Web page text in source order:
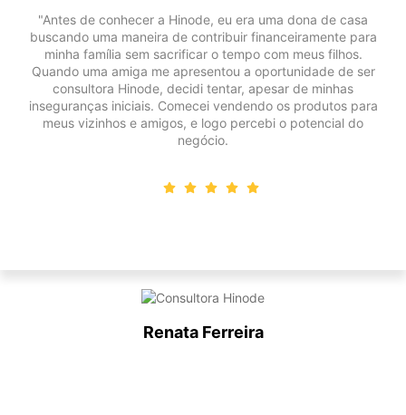
Renata Ferreira
"Antes de conhecer a Hinode, eu era uma dona de casa
buscando uma maneira de contribuir financeiramente para
minha família sem sacrificar o tempo com meus filhos.
Quando uma amiga me apresentou a oportunidade de ser
consultora Hinode, decidi tentar, apesar de minhas
inseguranças iniciais. Comecei vendendo os produtos para
meus vizinhos e amigos, e logo percebi o potencial do
negócio.